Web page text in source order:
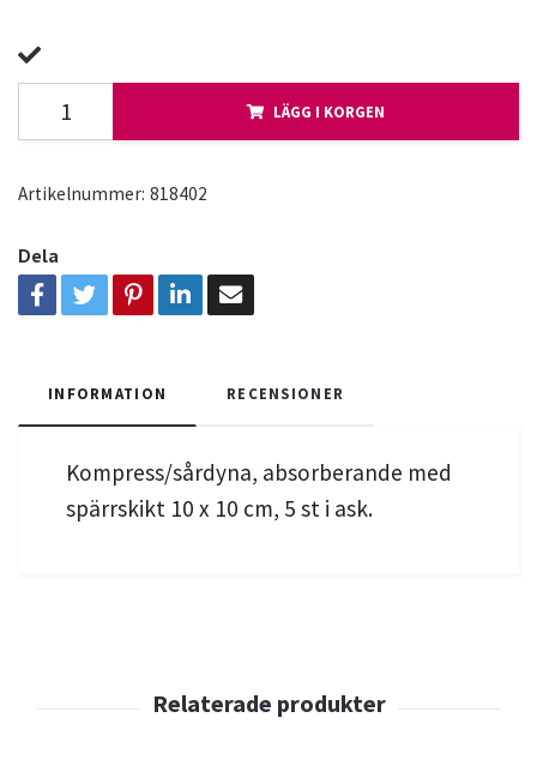
LÄGG I KORGEN
Artikelnummer: 818402
Dela
INFORMATION RECENSIONER
Kompress/sårdyna, absorberande med
spärrskikt 10 x 10 cm, 5 st i ask.